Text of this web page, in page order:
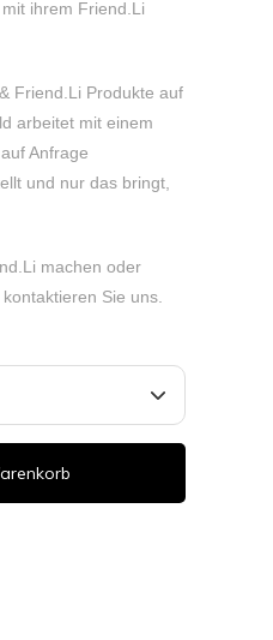
ihrem Friend.Li
Friend.Li Produkte auf
arbeitet mit einem
Anfrage
und nur das bringt,
machen oder
kontaktieren Sie uns.